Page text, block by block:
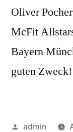
Oliver
McFit
Bayern
guten
Posted
admin